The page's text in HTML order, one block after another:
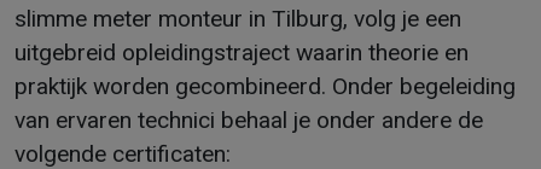
slimme meter monteur in Tilburg, volg je een
uitgebreid opleidingstraject waarin theorie en
praktijk worden gecombineerd. Onder begeleiding
van ervaren technici behaal je onder andere de
volgende certificaten: